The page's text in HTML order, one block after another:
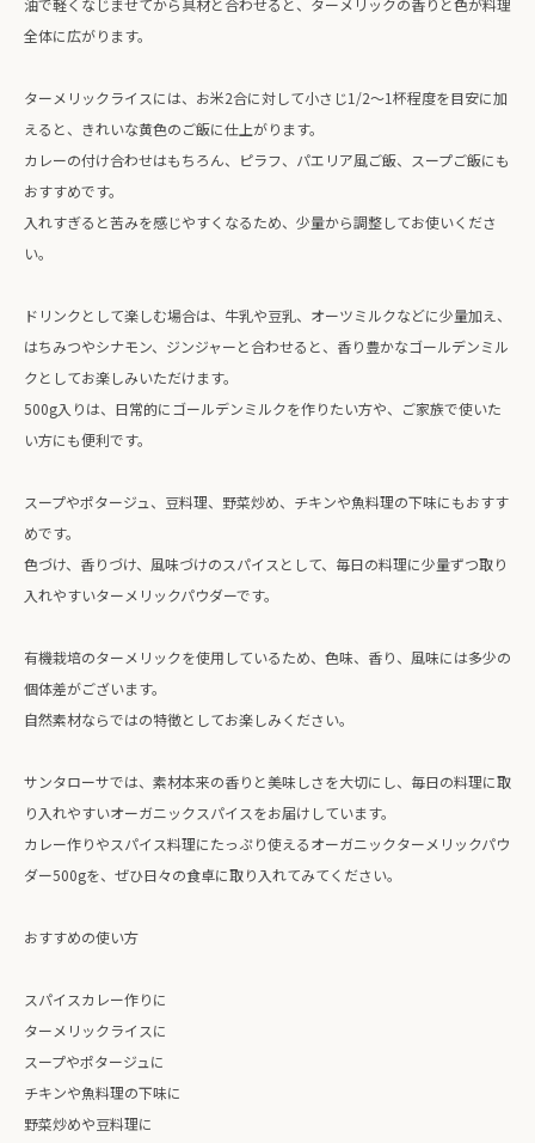
油で軽くなじませてから具材と合わせると、ターメリックの香りと色が料理
全体に広がります。
ターメリックライスには、お米2合に対して小さじ1/2〜1杯程度を目安に加
えると、きれいな黄色のご飯に仕上がります。
カレーの付け合わせはもちろん、ピラフ、パエリア風ご飯、スープご飯にも
おすすめです。
入れすぎると苦みを感じやすくなるため、少量から調整してお使いくださ
い。
ドリンクとして楽しむ場合は、牛乳や豆乳、オーツミルクなどに少量加え、
はちみつやシナモン、ジンジャーと合わせると、香り豊かなゴールデンミル
クとしてお楽しみいただけます。
500g入りは、日常的にゴールデンミルクを作りたい方や、ご家族で使いた
い方にも便利です。
スープやポタージュ、豆料理、野菜炒め、チキンや魚料理の下味にもおすす
めです。
色づけ、香りづけ、風味づけのスパイスとして、毎日の料理に少量ずつ取り
入れやすいターメリックパウダーです。
有機栽培のターメリックを使用しているため、色味、香り、風味には多少の
個体差がございます。
自然素材ならではの特徴としてお楽しみください。
サンタローサでは、素材本来の香りと美味しさを大切にし、毎日の料理に取
り入れやすいオーガニックスパイスをお届けしています。
カレー作りやスパイス料理にたっぷり使えるオーガニックターメリックパウ
ダー500gを、ぜひ日々の食卓に取り入れてみてください。
おすすめの使い方
スパイスカレー作りに
ターメリックライスに
スープやポタージュに
チキンや魚料理の下味に
野菜炒めや豆料理に